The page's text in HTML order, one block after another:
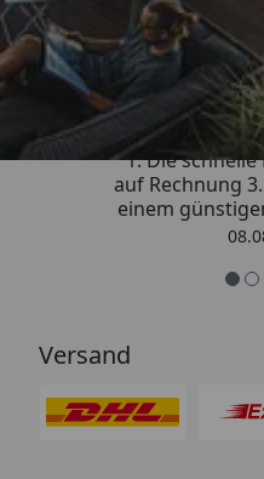
„Besonders
1. Die
auf Rechnung
einem
der
Versand